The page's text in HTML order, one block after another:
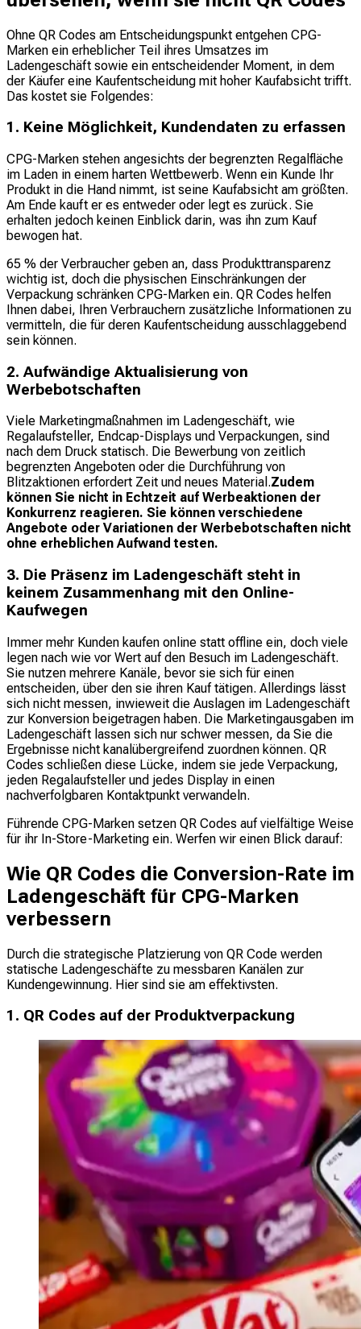
Ohne QR Codes am Entscheidungspunkt entgehen CPG-
Marken ein erheblicher Teil ihres Umsatzes im
Ladengeschäft sowie ein entscheidender Moment, in dem
der Käufer eine Kaufentscheidung mit hoher Kaufabsicht trifft.
Das kostet sie Folgendes:
1. Keine Möglichkeit, Kundendaten zu erfassen
CPG-Marken stehen angesichts der begrenzten Regalfläche
im Laden in einem harten Wettbewerb. Wenn ein Kunde Ihr
Produkt in die Hand nimmt, ist seine Kaufabsicht am größten.
Am Ende kauft er es entweder oder legt es zurück. Sie
erhalten jedoch keinen Einblick darin, was ihn zum Kauf
bewogen hat.
65 % der Verbraucher geben an, dass Produkttransparenz
wichtig ist, doch die physischen Einschränkungen der
Verpackung schränken CPG-Marken ein. QR Codes helfen
Ihnen dabei, Ihren Verbrauchern zusätzliche Informationen zu
vermitteln, die für deren Kaufentscheidung ausschlaggebend
sein können.
2. Aufwändige Aktualisierung von
Werbebotschaften
Viele Marketingmaßnahmen im Ladengeschäft, wie
Regalaufsteller, Endcap-Displays und Verpackungen, sind
nach dem Druck statisch. Die Bewerbung von zeitlich
begrenzten Angeboten oder die Durchführung von
Blitzaktionen erfordert Zeit und neues Material.Zudem
können Sie nicht in Echtzeit auf Werbeaktionen der
Konkurrenz reagieren. Sie können verschiedene
Angebote oder Variationen der Werbebotschaften nicht
ohne erheblichen Aufwand testen.
3. Die Präsenz im Ladengeschäft steht in
keinem Zusammenhang mit den Online-
Kaufwegen
Immer mehr Kunden kaufen online statt offline ein, doch viele
legen nach wie vor Wert auf den Besuch im Ladengeschäft.
Sie nutzen mehrere Kanäle, bevor sie sich für einen
entscheiden, über den sie ihren Kauf tätigen. Allerdings lässt
sich nicht messen, inwieweit die Auslagen im Ladengeschäft
zur Konversion beigetragen haben. Die Marketingausgaben im
Ladengeschäft lassen sich nur schwer messen, da Sie die
Ergebnisse nicht kanalübergreifend zuordnen können. QR
Codes schließen diese Lücke, indem sie jede Verpackung,
jeden Regalaufsteller und jedes Display in einen
nachverfolgbaren Kontaktpunkt verwandeln.
Führende CPG-Marken setzen QR Codes auf vielfältige Weise
für ihr In-Store-Marketing ein. Werfen wir einen Blick darauf:
Wie QR Codes die Conversion-Rate im
Ladengeschäft für CPG-Marken
verbessern
Durch die strategische Platzierung von QR Code werden
statische Ladengeschäfte zu messbaren Kanälen zur
Kundengewinnung. Hier sind sie am effektivsten.
1. QR Codes auf der Produktverpackung